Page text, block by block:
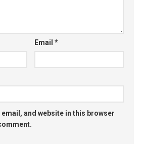
Email*
email, and website in this browser